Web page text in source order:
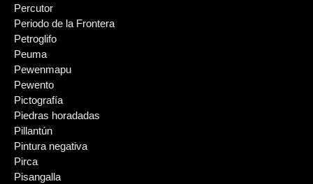
Percutor
Periodo de la Frontera
Petroglifo
Peuma
Pewenmapu
Pewento
Pictografía
Piedras horadadas
Pillantún
Pintura negativa
Pirca
Pisangalla